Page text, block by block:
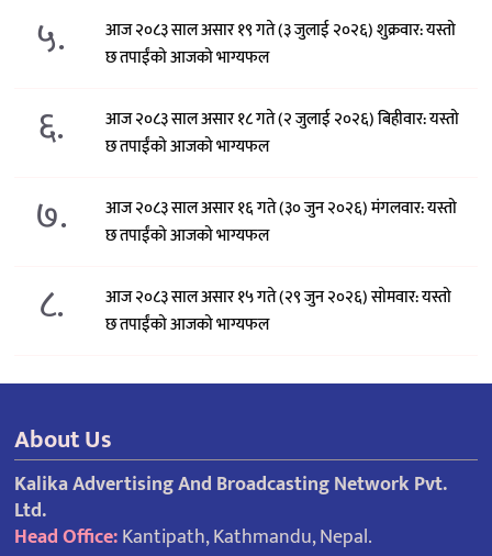
५.
आज २०८३ साल असार १९ गते (३ जुलाई २०२६) शुक्रवार: यस्तो
छ तपाईंको आजको भाग्यफल
६.
आज २०८३ साल असार १८ गते (२ जुलाई २०२६) बिहीवार: यस्तो
छ तपाईंको आजको भाग्यफल
७.
आज २०८३ साल असार १६ गते (३० जुन २०२६) मंगलवार: यस्तो
छ तपाईंको आजको भाग्यफल
८.
आज २०८३ साल असार १५ गते (२९ जुन २०२६) साेमवार: यस्तो
छ तपाईंको आजको भाग्यफल
About Us
Kalika Advertising And Broadcasting Network Pvt.
Ltd.
Head Office:Kantipath, Kathmandu, Nepal.